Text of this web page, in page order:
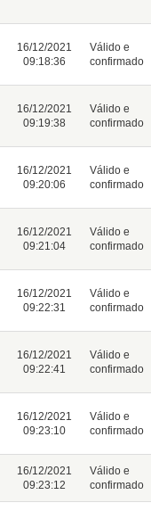
16/12/2021
09:18:36
Válido e
confirmado
16/12/2021
09:19:38
Válido e
confirmado
16/12/2021
09:20:06
Válido e
confirmado
16/12/2021
09:21:04
Válido e
confirmado
16/12/2021
09:22:31
Válido e
confirmado
16/12/2021
09:22:41
Válido e
confirmado
16/12/2021
09:23:10
Válido e
confirmado
16/12/2021
09:23:12
Válido e
confirmado